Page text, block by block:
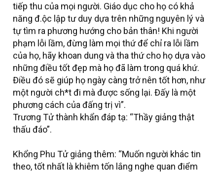
tiếp thu của mọi người. Giáo dục cho họ có khả
năng đ.ộc lập tư duy dựa trên những nguyên lý và
tự tìm ra phương hướng cho bản thân! Khi người
phạm lỗi lầm, đừng làm mọi thứ để chỉ ra lỗi lầm
của họ, hãy khoan dung và tha thứ cho họ dựa vào
những điều tốt đẹp mà họ đã làm trong quá khứ.
Điều đó sẽ giúp họ ngày càng trở nên tốt hơn, như
một người ch*t đi mà được sống lại. Đấy là một
phương cách của đấng trị vì”.
Trương Tử thành khẩn đáp tạ: “Thầy giảng thật
thấu đáo”.
Khổng Phu Tử giảng thêm: “Muốn người khác tin
theo, tốt nhất là khiêm tốn lắng nghe quan điểm